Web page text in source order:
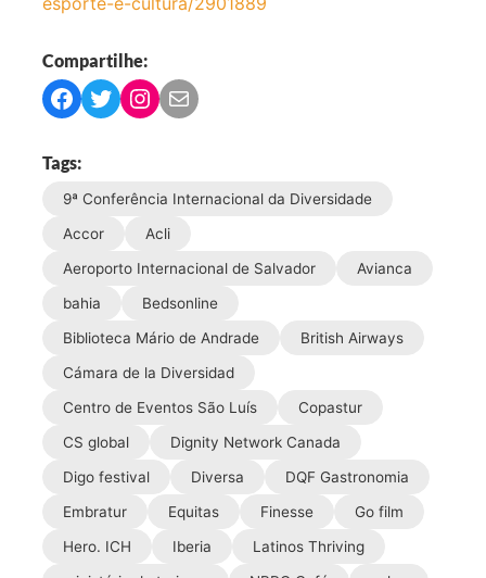
Compartilhe:
C
p
a
r
i
l
h
r
n
o
a
c
e
C
a
i
h
r
n
o
w
i
t
C
a
r
i
l
h
r
n
C
a
i
l
h
r
v
i
e
-
m
Tags:
9ª Conferência Internacional da Diversidade
Accor
Acli
Aeroporto Internacional de Salvador
Avianca
bahia
Bedsonline
Biblioteca Mário de Andrade
British Airways
Cámara de la Diversidad
Centro de Eventos São Luís
Copastur
CS global
Dignity Network Canada
Digo festival
Diversa
DQF Gastronomia
Embratur
Equitas Finesse
Go film
Hero. ICH
Iberia
Latinos Thriving